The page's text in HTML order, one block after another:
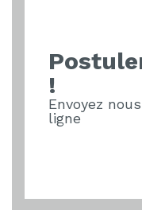
o
k
!
Envoyez
ligne